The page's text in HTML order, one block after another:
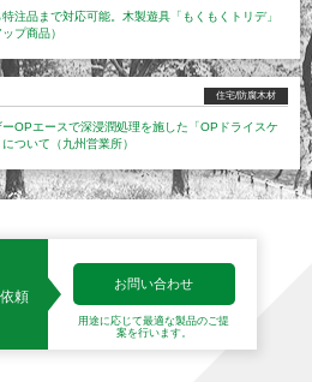
注品まで対応可能。木製遊具「もくもくトリデ」
プ商品）
住宅/防腐木材
OPエースで深浸潤処理を施した「OPドライスケ
ついて（九州営業所）
頼
お問い合わせ
用途に応じて最適な製品のご提
案を行います。